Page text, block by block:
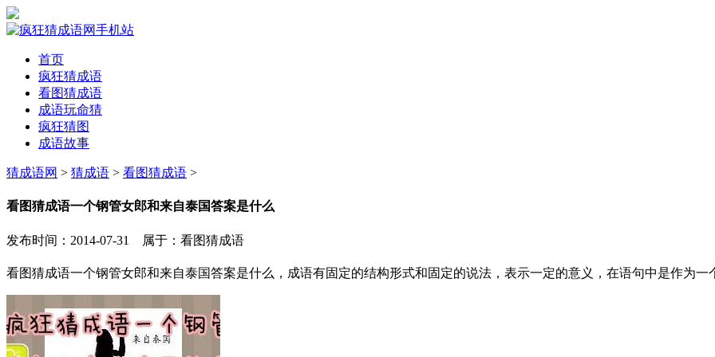
首页
疯狂猜成语
看图猜成语
成语玩命猜
疯狂猜图
成语故事
猜成语网 > 猜成语 > 看图猜成语 >
看图猜成语一个钢管女郎和来自泰国答案是什么
发布时间：2014-07-31 属于：看图猜成语
看图猜成语一个钢管女郎和来自泰国答案是什么，成语有固定的结构形式和固定的说法，表示一定的意义，在语句中是作为一